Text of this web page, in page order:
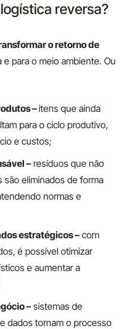
reversa?
o retorno de
e para o meio ambiente. Ou
–itens que ainda
para o ciclo produtivo,
e custos;
– resíduos que não
eliminados de forma
normas e
estratégicos – com
é possível otimizar
e aumentar a
– sistemas de
dados tornam o processo